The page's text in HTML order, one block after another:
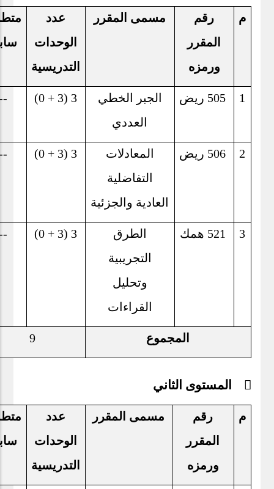
م
رقم
المقرر
ورمزه
مسمى المقرر
عدد
الوحدات
التدريسية
1
505 ريض
الجبر الخطي
العددي
3 (3 + 0)
2
506 ريض
المعادلات
التفاضلية
العادية والجزئية
3 (3 + 0)
3
521 همك
الطرق
التجريبية
وتحليل
القراءات
3 (3 + 0)
المجموع 9
 المستوى الثاني
م
رقم
المقرر
ورمزه
مسمى المقرر
عدد
الوحدات
التدريسية